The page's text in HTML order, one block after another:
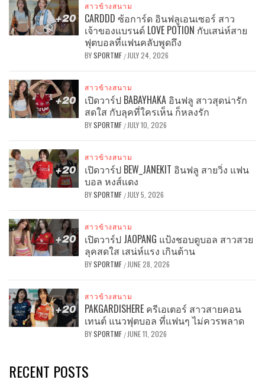
สาวข้างสนาม
CARDDD ซ้อการ์ด อินฟลูเอนเซอร์ สาว
เจ้าของแบรนด์ LOVE POTION กับเสน่ห์สาย
ฟุตบอลที่แฟนคลับพูดถึง
BYSPORTMF /JULY 24, 2026
สาวข้างสนาม
เปิดวาร์ป BABAYHAKA อินฟลู สาวสุดน่ารัก
สดใส กับลุคที่ใครเห็น ก็หลงรัก
BYSPORTMF /JULY 10, 2026
สาวข้างสนาม
เปิดวาร์ป BEW_JANEKIT อินฟลู สายวิ่ง แฟน
บอล หงส์แดง
BYSPORTMF /JULY 5, 2026
สาวข้างสนาม
เปิดวาร์ป JAOPANG แป้งชอบดูบอล สาวสวย
ลุคสดใส เสน่ห์แรง เกินต้าน
BYSPORTMF /JUNE 28, 2026
สาวข้างสนาม
PAKGARDISHERE ครีเอเตอร์ สาวสายคอน
เทนต์ แนวฟุตบอล ที่แฟนๆ ไม่ควรพลาด
BYSPORTMF /JUNE 11, 2026
RECENT POSTS